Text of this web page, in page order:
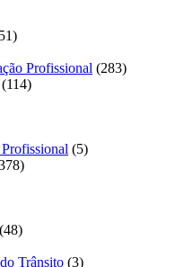
Profissional (283)
(5)
(48)
Trânsito (3)